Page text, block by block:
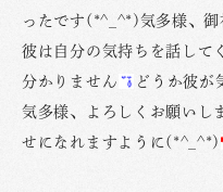
ったです(*^_^*)気多様、
彼は自分の気持ちを話して
分かりません
どうか彼が
気多様、よろしくお願いし
せになれますように(*^_^*)